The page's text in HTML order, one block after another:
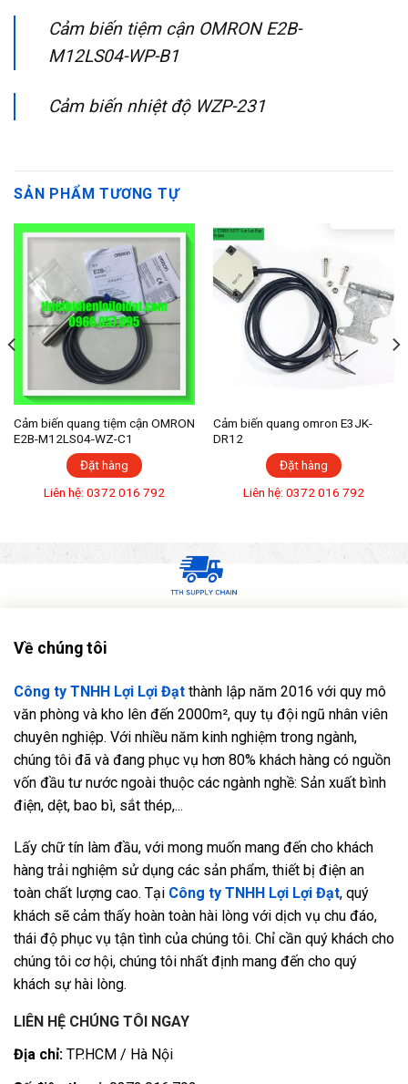
Cảm biến tiệm cận OMRON E2B-
M12LS04-WP-B1
Cảm biến nhiệt độ WZP-231
SẢN PHẨM TƯƠNG TỰ
Cảm biến quang tiệm cận OMRON
E2B-M12LS04-WZ-C1
Đặt hàng
Liên hệ: 0372 016 792
Cảm biến quang omron E3JK-
DR12
Đặt hàng
Liên hệ: 0372 016 792
Về chúng tôi
Công ty TNHH Lợi Lợi Đạt thành lập năm 2016 với quy mô
văn phòng và kho lên đến 2000m², quy tụ đội ngũ nhân viên
chuyên nghiệp. Với nhiều năm kinh nghiệm trong ngành,
chúng tôi đã và đang phục vụ hơn 80% khách hàng có nguồn
vốn đầu tư nước ngoài thuộc các ngành nghề: Sản xuất bình
điện, dệt, bao bì, sắt thép,...
Lấy chữ tín làm đầu, với mong muốn mang đến cho khách
hàng trải nghiệm sử dụng các sản phẩm, thiết bị điện an
toàn chất lượng cao. Tại Công ty TNHH Lợi Lợi Đạt, quý
khách sẽ cảm thấy hoàn toàn hài lòng với dịch vụ chu đáo,
thái độ phục vụ tận tình của chúng tôi. Chỉ cần quý khách cho
chúng tôi cơ hội, chúng tôi nhất định mang đến cho quý
khách sự hài lòng.
LIÊN HỆ CHÚNG TÔI NGAY
Địa chỉ: TP.HCM / Hà Nội